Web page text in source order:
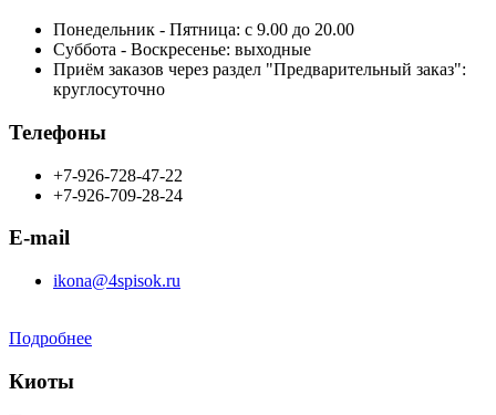
Понедельник - Пятница: с 9.00 до 20.00
Суббота - Воскресенье: выходные
Приём заказов через раздел "Предварительный заказ":
круглосуточно
Телефоны
+7-926-728-47-22
+7-926-709-28-24
E-mail
ikona@4spisok.ru
Подробнее
Киоты